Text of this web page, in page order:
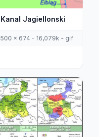
Kanal Jagiellonski
500 x 674 - 16,079k - gif